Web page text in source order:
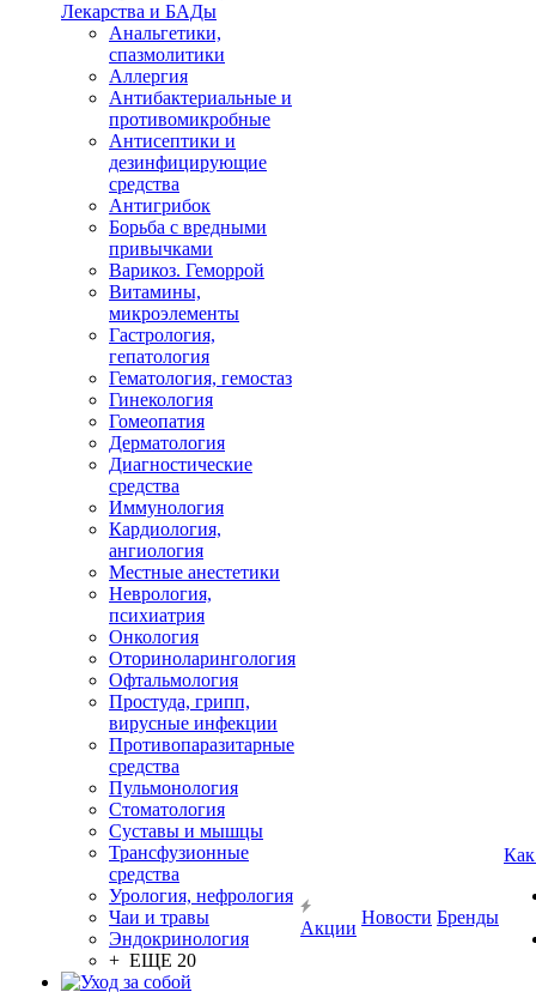
Лекарства и БАДы
Анальгетики,
спазмолитики
Аллергия
Антибактериальные и
противомикробные
Антисептики и
дезинфицирующие
средства
Антигрибок
Борьба с вредными
привычками
Варикоз. Геморрой
Витамины,
микроэлементы
Гастрология,
гепатология
Гематология, гемостаз
Гинекология
Гомеопатия
Дерматология
Диагностические
средства
Иммунология
Кардиология,
ангиология
Местные анестетики
Неврология,
психиатрия
Онкология
Оториноларингология
Офтальмология
Простуда, грипп,
вирусные инфекции
Противопаразитарные
средства
Пульмонология
Стоматология
Суставы и мышцы
Трансфузионные
средства
Урология, нефрология
Чаи и травы
Эндокринология
+ ЕЩЕ 20
Акции
Новости Бренды